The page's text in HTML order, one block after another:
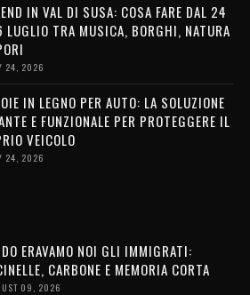
IN VAL DI SUSA: COSA FARE DAL 24
LUGLIO TRA MUSICA, BORGHI, NATURA
24, 2026
IN LEGNO PER AUTO: LA SOLUZIONE
E FUNZIONALE PER PROTEGGERE IL
VEICOLO
24, 2026
ERAVAMO NOI GLI IMMIGRATI:
CARBONE E MEMORIA CORTA
09, 2026